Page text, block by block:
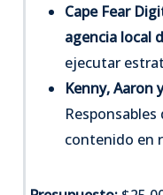
Cape Fear
agencia local
ejecutar
Kenny, Aaron
contenido en